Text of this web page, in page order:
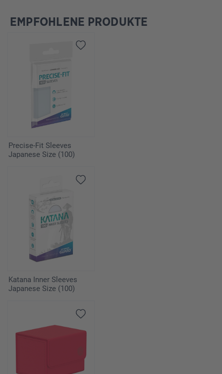
Salta la galleria dei prodotti
EMPFOHLENE PRODUKTE
Precise-Fit Sleeves
Japanese Size (100)
Katana Inner Sleeves
Japanese Size (100)